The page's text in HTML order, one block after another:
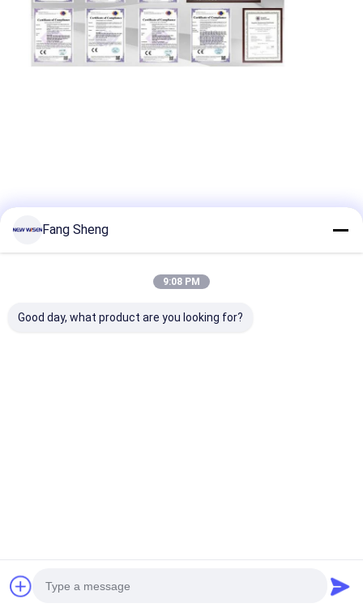
Fang Sheng
9:08 PM
Good day, what product are you looking for?